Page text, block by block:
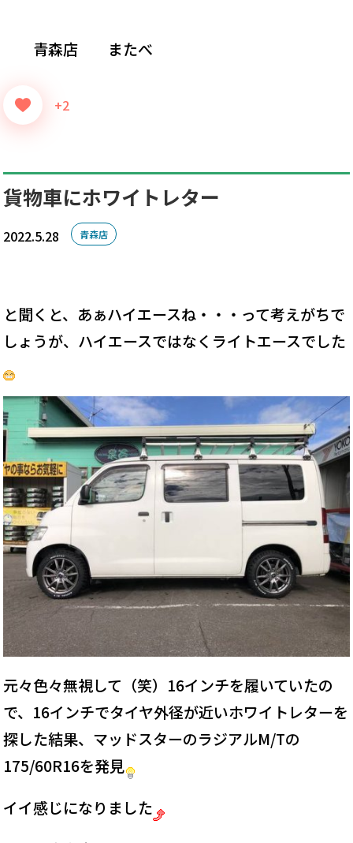
青森店 またべ
+2
貨物車にホワイトレター
2022.5.28 青森店
と聞くと、あぁハイエースね・・・って考えがちで
しょうが、ハイエースではなくライトエースでした
元々色々無視して（笑）16インチを履いていたの
で、16インチでタイヤ外径が近いホワイトレターを
探した結果、マッドスターのラジアルM/Tの
175/60R16を発見
イイ感じになりました